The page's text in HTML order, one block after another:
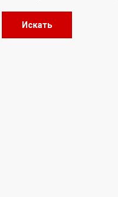
Искать